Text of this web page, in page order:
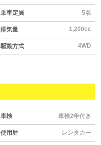
乗車定員 5名
排気量 1,200cc
駆動方式 4WD
車検 車検2年付き
使用歴 レンタカー